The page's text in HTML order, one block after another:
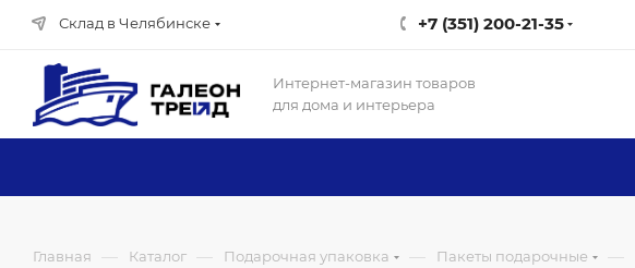
Склад в Челябинске +7 (351) 200-21-35
Интернет-магазин товаров
для дома и интерьера
Главная — Каталог — Подарочная упаковка — Пакеты подарочные —